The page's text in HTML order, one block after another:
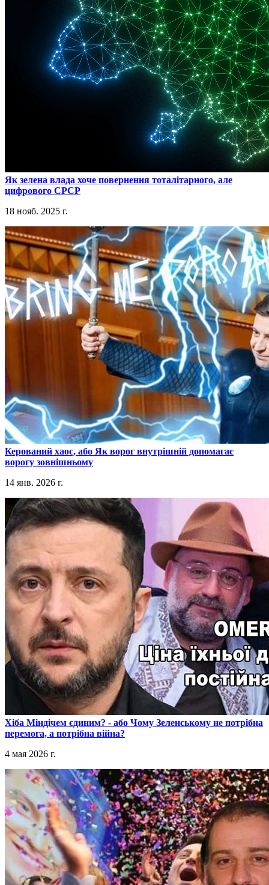
​Як зелена влада хоче повернення тоталітарного, але
цифрового СРСР
18 нояб. 2025 г.
​Керований хаос, або Як ворог внутрішній допомагає
ворогу зовнішньому
14 янв. 2026 г.
​Хіба Міндічем єдиним? - або Чому Зеленському не потрібна
перемога, а потрібна війна?
4 мая 2026 г.